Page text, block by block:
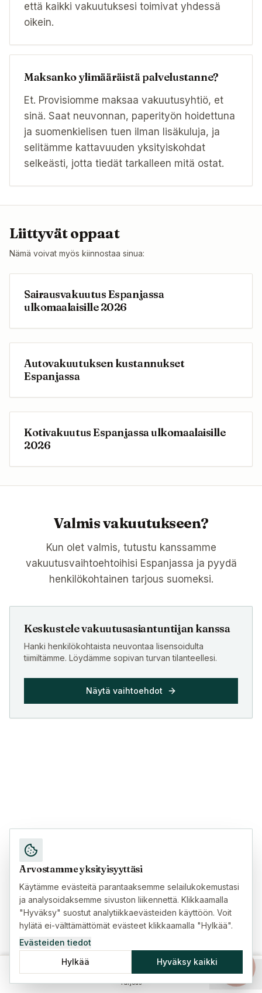
että kaikki vakuutuksesi toimivat yhdessä
oikein.
Maksanko ylimääräistä palvelustanne?
Et. Provisiomme maksaa vakuutusyhtiö, et
sinä. Saat neuvonnan, paperityön hoidettuna
ja suomenkielisen tuen ilman lisäkuluja, ja
selitämme kattavuuden yksityiskohdat
selkeästi, jotta tiedät tarkalleen mitä ostat.
Liittyvät oppaat
Nämä voivat myös kiinnostaa sinua:
Sairausvakuutus Espanjassa
ulkomaalaisille 2026
Autovakuutuksen kustannukset
Espanjassa
Kotivakuutus Espanjassa ulkomaalaisille
2026
Valmis vakuutukseen?
Kun olet valmis, tutustu kanssamme
vakuutusvaihtoehtoihisi Espanjassa ja pyydä
henkilökohtainen tarjous suomeksi.
Keskustele vakuutusasiantuntijan kanssa
Hanki henkilökohtaista neuvontaa lisensoidulta
tiimiltämme. Löydämme sopivan turvan tilanteellesi.
Näytä vaihtoehdot
Tarjous
Arvostamme yksityisyyttäsi
Käytämme evästeitä parantaaksemme selailukokemustasi
ja analysoidaksemme sivuston liikennettä. Klikkaamalla
"Hyväksy" suostut analytiikkaevästeiden käyttöön. Voit
hylätä ei-välttämättömät evästeet klikkaamalla "Hylkää".
Evästeiden tiedot
Hylkää
Hyväksy kaikki